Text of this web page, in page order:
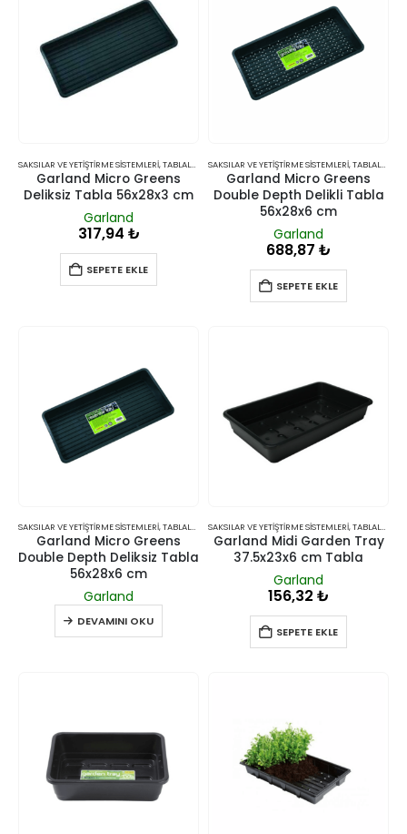
SAKSILAR VE YETIŞTIRME SISTEMLERI,TABLALAR
Garland Micro Greens
Deliksiz Tabla 56x28x3 cm
Garland
317,94 ₺
SEPETE EKLE
SAKSILAR VE YETIŞTIRME SISTEMLERI,TABLALAR
Garland Micro Greens
Double Depth Delikli Tabla
56x28x6 cm
Garland
688,87 ₺
SEPETE EKLE
SAKSILAR VE YETIŞTIRME SISTEMLERI,TABLALAR
Garland Micro Greens
Double Depth Deliksiz Tabla
56x28x6 cm
Garland
DEVAMINI OKU
SAKSILAR VE YETIŞTIRME SISTEMLERI,TABLALAR
Garland Midi Garden Tray
37.5x23x6 cm Tabla
Garland
156,32 ₺
SEPETE EKLE